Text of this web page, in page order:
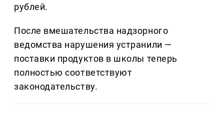
рублей.
После вмешательства надзорного
ведомства нарушения устранили —
поставки продуктов в школы теперь
полностью соответствуют
законодательству.